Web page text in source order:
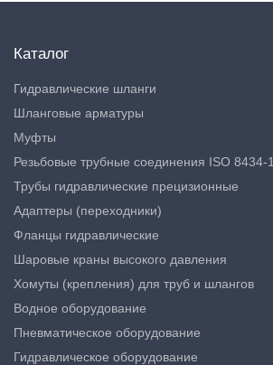
Каталог
Гидравлические шланги
Шланговые арматуры
Муфты
Резьбовые трубные соединения ISO 8434-1
Трубы гидравлические прецизионные
Адаптеры (переходники)
Фланцы гидравлические
Шаровые краны высокого давления
Хомуты (крепления) для труб и шлангов
Водное оборудование
Пневматическое оборудование
Гидравлическое оборудование